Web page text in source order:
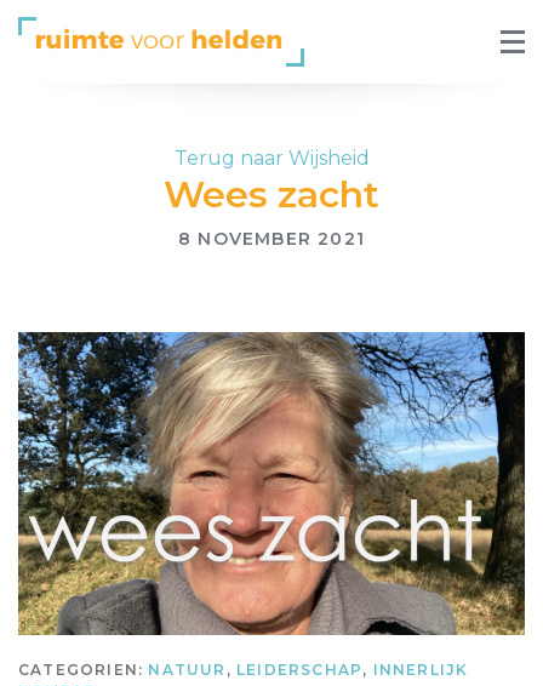
Terug naar Wijsheid
Wees zacht
8 NOVEMBER 2021
CATEGORIEN: NATUUR , LEIDERSCHAP , INNERLIJK